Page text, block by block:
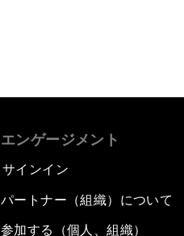
エンゲージメント
サインイン
パートナー（組織）について
参加する（個人、組織）